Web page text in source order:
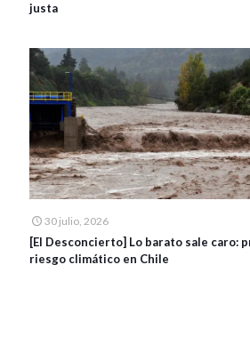
justa
30 julio, 2026
[El Desconcierto] Lo barato sale caro:
riesgo climático en Chile